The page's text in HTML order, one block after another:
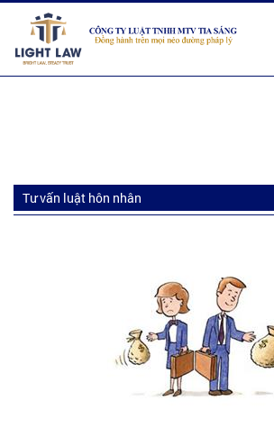
Tư vấn luật hôn nhân